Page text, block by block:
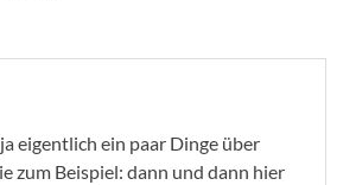
eigentlich ein paar Dinge über
zum Beispiel: dann und dann hier